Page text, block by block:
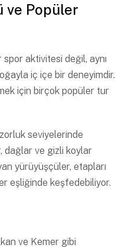
ve Popüler
aktivitesi değil, aynı
iç içe bir deneyimdir.
için birçok popüler tur
seviyelerinde
dağlar ve gizli koylar
yürüyüşçüler, etapları
eşliğinde keşfedebiliyor.
ve Kemer gibi